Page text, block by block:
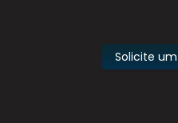
Solicite